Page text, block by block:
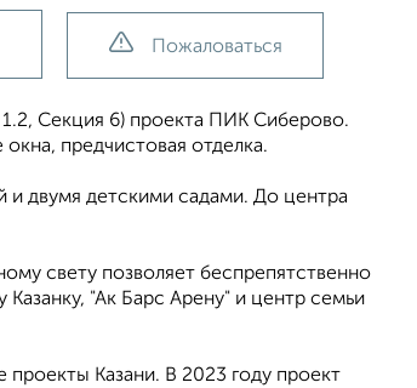
Пожаловаться
Секция 6) проекта ПИК Сиберово.
предчистовая отделка.
и двумя детскими садами. До центра
свету позволяет беспрепятственно
"Ак Барс Арену" и центр семьи
Казани. В 2023 году проект